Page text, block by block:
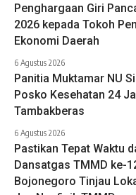
Penghargaan Giri
2026 kepada Tokoh
Ekonomi Daerah
6 Agustus 2026
Panitia Muktamar NU
Posko Kesehatan 24
Tambakberas
6 Agustus 2026
Pastikan Tepat Waktu
Dansatgas TMMD ke-
Bojonegoro Tinjau